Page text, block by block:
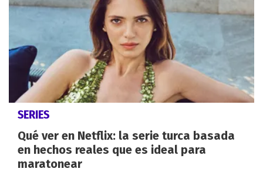
SERIES
Qué ver en Netflix: la serie turca basada
en hechos reales que es ideal para
maratonear